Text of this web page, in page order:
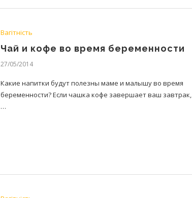
Вагітність
Чай и кофе во время беременности
27/05/2014
Какие напитки будут полезны маме и малышу во время
беременности? Если чашка кофе завершает ваш завтрак,
…